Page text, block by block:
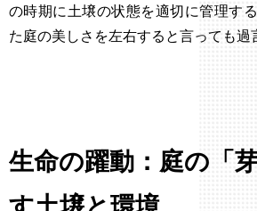
の時期に土壌の状態を適切に管理す
た庭の美しさを左右すると言っても過
生命の躍動：庭の「